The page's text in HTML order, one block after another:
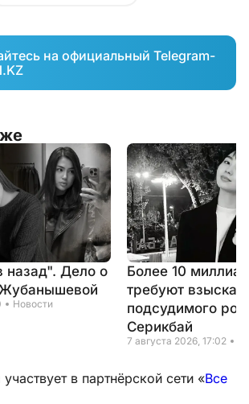
на официальный Telegram-
назад". Дело о
Новости
Более 10
требуют
подсудимого
Серикбай
7 августа 2026, 17:02
в партнёрской сети «Все